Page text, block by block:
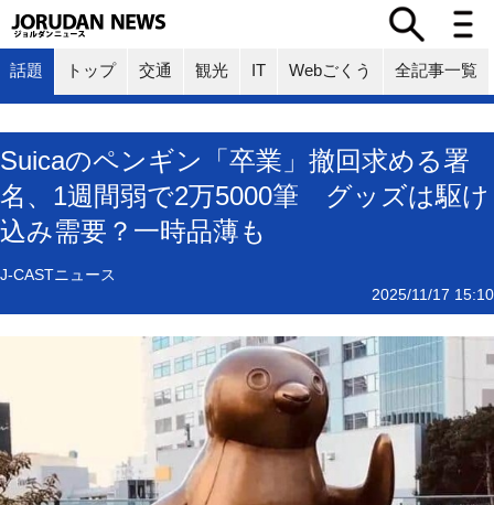
話題 トップ 交通 観光 IT Webごくう 全記事一覧
Suicaのペンギン「卒業」撤回求める署
名、1週間弱で2万5000筆 グッズは駆け
込み需要？一時品薄も
J-CASTニュース
2025/11/17 15:10